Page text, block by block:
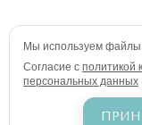
Мы используем файлы
Согласие с политикой
персональных данных